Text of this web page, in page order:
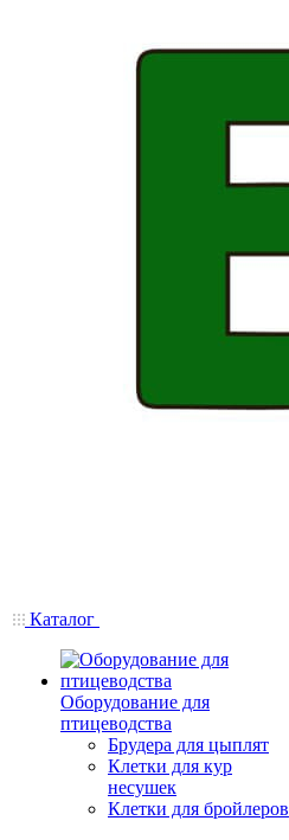
Каталог
Оборудование для
птицеводства
Брудера для цыплят
Клетки для кур
несушек
Клетки для бройлеров